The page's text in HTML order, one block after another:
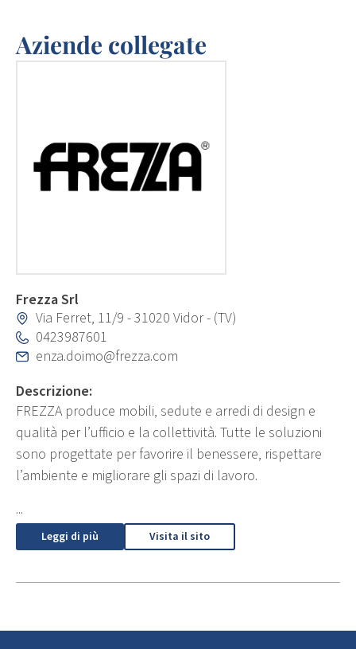
Aziende collegate
Frezza Srl
Via Ferret, 11/9 - 31020 Vidor - (TV)
0423987601
enza.doimo@frezza.com
Descrizione:
FREZZA produce mobili, sedute e arredi di design e
qualità per l’ufficio e la collettività. Tutte le soluzioni
sono progettate per favorire il benessere, rispettare
l’ambiente e migliorare gli spazi di lavoro.
...
Leggi di più Visita il sito